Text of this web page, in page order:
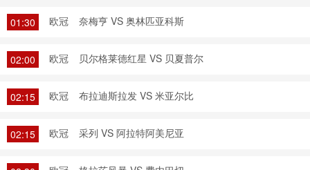
01:30 欧冠 奈梅亨 VS 奥林匹亚科斯
02:00 欧冠 贝尔格莱德红星 VS 贝夏普尔
02:15 欧冠 布拉迪斯拉发 VS 米亚尔比
02:15 欧冠 采列 VS 阿拉特阿美尼亚